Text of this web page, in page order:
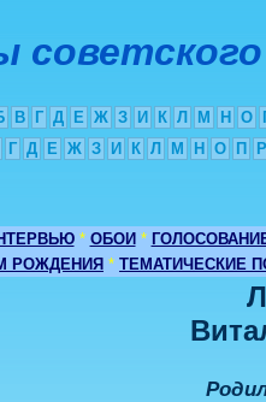
советского
В Г Д Е Ж З И К Л М Н О
Г Д Е Ж З И К Л М Н О П Р
* ОБОИ *
РОЖДЕНИЯ * ТЕМАТИЧЕСКИЕ